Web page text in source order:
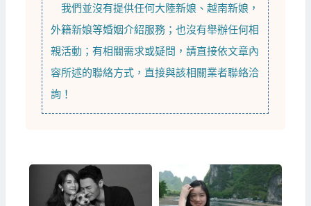
我們並沒有提供任何大陸新娘 、越南新娘 ，
外籍新娘等婚姻介紹服務；也沒有舉辦任何相
親活動；有相關需求或疑問，請直接依文章內
容所述的聯絡方式，直接與該相關業者聯絡洽
詢！